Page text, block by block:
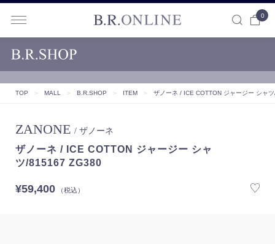
0
TOP ＞ MALL ＞ B.R.SHOP ＞ ITEM ＞ ザノーネ / ICE COTTON ジャージー シャ
ZANONE / ザノーネ
ザノーネ / ICE COTTON ジャージー シャ
ツ/815167 ZG380
¥59,400（税込）